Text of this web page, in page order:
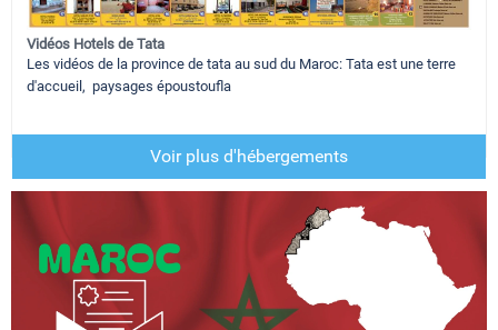
Vidéos Hotels de Tata
Les vidéos de la province de tata au sud du Maroc: Tata est une terre
d'accueil, paysages époustoufla
Voir plus d'hébergements